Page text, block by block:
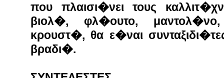
που πλαισι�νει τους
βιολ�, φλ�ουτο,
κρουστ�, θα ε�ναι
βραδι�.